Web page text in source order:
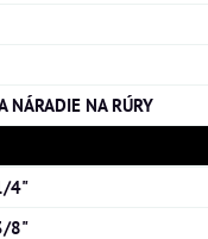
NÁRADIE NA RÚRY
4"
8"